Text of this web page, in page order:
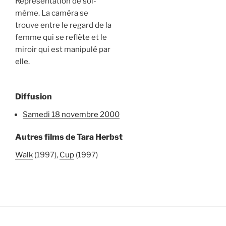
même. La caméra se
trouve entre le regard de la
femme qui se reflète et le
miroir qui est manipulé par
elle.
Diffusion
samedi 18 novembre 2000
Autres films de Tara Herbst
Walk (1997), Cup (1997)